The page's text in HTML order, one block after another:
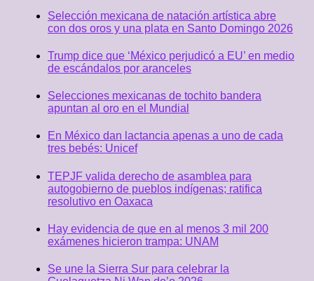
Selección mexicana de natación artística abre
con dos oros y una plata en Santo Domingo 2026
Trump dice que ‘México perjudicó a EU’ en medio
de escándalos por aranceles
Selecciones mexicanas de tochito bandera
apuntan al oro en el Mundial
En México dan lactancia apenas a uno de cada
tres bebés: Unicef
TEPJF valida derecho de asamblea para
autogobierno de pueblos indígenas; ratifica
resolutivo en Oaxaca
Hay evidencia de que en al menos 3 mil 200
exámenes hicieron trampa: UNAM
Se une la Sierra Sur para celebrar la